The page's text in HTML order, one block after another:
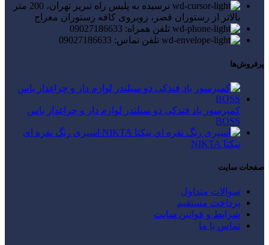
نرسیده به پلیس راه تبریز تهران، 200 متر
بالاتر از رستوران قصر، روبروی کافه رستوران معراج
تلفن همراه: 09027186633
تلفن تماس: 09027186633
پرفروش‌ها
کمپرسور باد فندکی دو سیلندر لوازم دار و چراغدار باس
BOSS
اسپری رنگ نقره ای
نیکتا NIKTA
صفحات سایت
سوالات متداول
پرداخت مستقیم
شرایط و قوانین سایت
تماس با ما